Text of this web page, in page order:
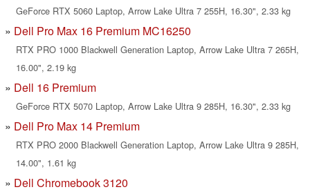
GeForce RTX 5060 Laptop, Arrow Lake Ultra 7 255H, 16.30", 2.33 kg
Dell Pro Max 16 Premium MC16250
RTX PRO 1000 Blackwell Generation Laptop, Arrow Lake Ultra 7 265H,
16.00", 2.19 kg
Dell 16 Premium
GeForce RTX 5070 Laptop, Arrow Lake Ultra 9 285H, 16.30", 2.33 kg
Dell Pro Max 14 Premium
RTX PRO 2000 Blackwell Generation Laptop, Arrow Lake Ultra 9 285H,
14.00", 1.61 kg
Dell Chromebook 3120